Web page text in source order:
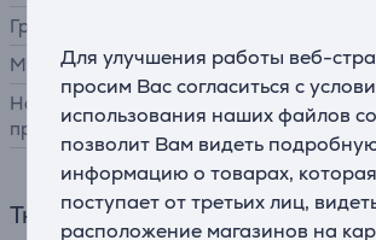
Для улучшения работы веб-
просим Вас согласиться с
использования наших файлов
позволит Вам видеть
информацию о товарах, которая
поступает от третьих лиц,
расположение магазинов на
Графический интерфейс
Мультирум
Настройка при помощи
приложения
Тюнер